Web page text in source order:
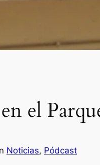
el
Noticias, Pódcast